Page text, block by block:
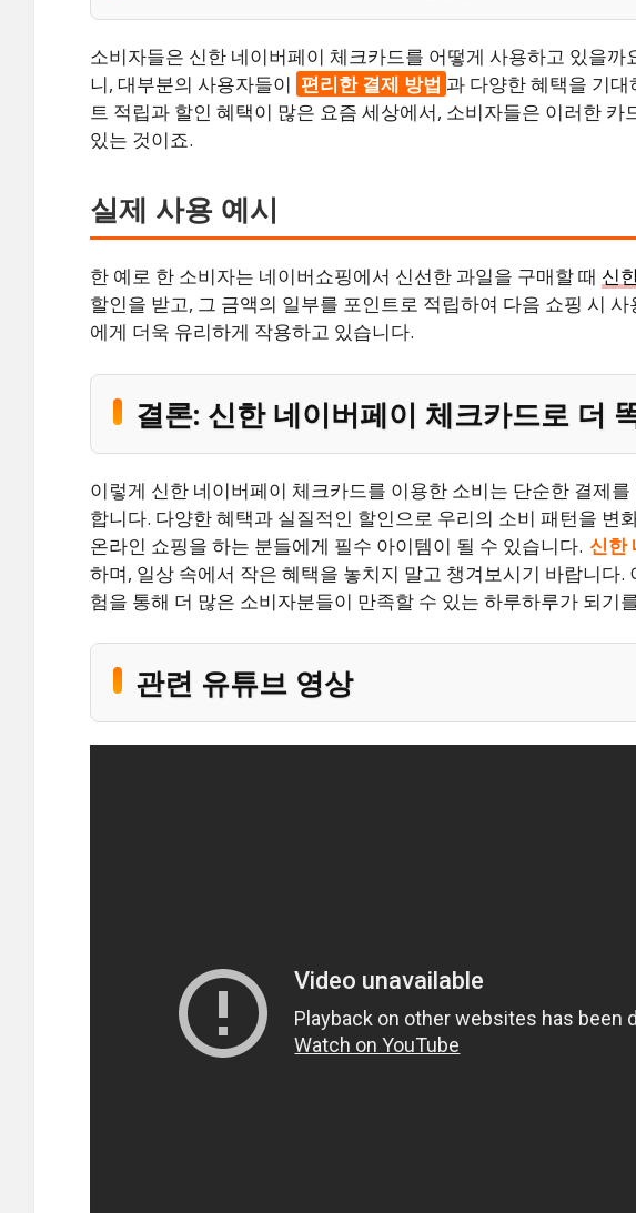
소비자들은 신한 네이버페이 체크카드를 어떻게 사용하고 있을까
니, 대부분의 사용자들이 편리한 결제 방법 과 다양한 혜택을 기
트 적립과 할인 혜택이 많은 요즘 세상에서, 소비자들은 이러한 카
있는 것이죠.
실제 사용 예시
한 예로 한 소비자는 네이버쇼핑에서 신선한 과일을 구매할 때 신
할인을 받고, 그 금액의 일부를 포인트로 적립하여 다음 쇼핑 시
에게 더욱 유리하게 작용하고 있습니다.
결론: 신한 네이버페이 체크카드로 더
이렇게 신한 네이버페이 체크카드를 이용한 소비는 단순한 결제
합니다. 다양한 혜택과 실질적인 할인으로 우리의 소비 패턴을 변
온라인 쇼핑을 하는 분들에게 필수 아이템이 될 수 있습니다. 신한
하며, 일상 속에서 작은 혜택을 놓치지 말고 챙겨보시기 바랍니다.
험을 통해 더 많은 소비자분들이 만족할 수 있는 하루하루가 되기
관련 유튜브 영상